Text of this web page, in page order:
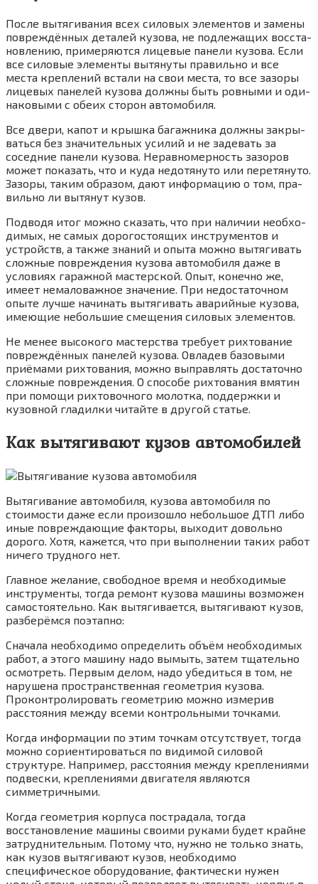
После вытя­ги­ва­ния всех сило­вых эле­мен­тов и заме­ны
повре­ждён­ных дета­лей кузо­ва, не под­ле­жа­щих вос­ста­
нов­ле­нию, при­ме­ря­ют­ся лице­вые пане­ли кузо­ва. Если
все сило­вые эле­мен­ты вытя­ну­ты пра­виль­но и все
места креп­ле­ний вста­ли на свои места, то все зазо­ры
лице­вых пане­лей кузо­ва долж­ны быть ров­ны­ми и оди­
на­ко­вы­ми с обе­их сто­рон авто­мо­би­ля.
Все две­ри, капот и крыш­ка багаж­ни­ка долж­ны закры­
вать­ся без зна­чи­тель­ных уси­лий и не заде­вать за
сосед­ние пане­ли кузо­ва. Нерав­но­мер­ность зазо­ров
может пока­зать, что и куда недо­тя­ну­то или пере­тя­ну­то.
Зазо­ры, таким обра­зом, дают инфор­ма­цию о том, пра­
виль­но ли вытя­нут кузов.
Под­во­дя итог мож­но ска­зать, что при нали­чии необ­хо­
ди­мых, не самых доро­го­сто­я­щих инстру­мен­тов и
устройств, а так­же зна­ний и опы­та мож­но вытя­ги­вать
слож­ные повре­жде­ния кузо­ва авто­мо­би­ля даже в
усло­ви­ях гараж­ной мастер­ской. Опыт, конеч­но же,
име­ет нема­ло­важ­ное зна­че­ние. При недо­ста­точ­ном
опы­те луч­ше начи­нать вытя­ги­вать ава­рий­ные кузо­ва,
име­ю­щие неболь­шие сме­ще­ния сило­вых эле­мен­тов.
Не менее высо­ко­го мастер­ства тре­бу­ет рих­то­ва­ние
повре­ждён­ных пане­лей кузо­ва. Овла­дев базо­вы­ми
при­ё­ма­ми рих­то­ва­ния, мож­но выправ­лять доста­точ­но
слож­ные повре­жде­ния. О спо­со­бе рих­то­ва­ния вмя­тин
при помо­щи рих­то­воч­но­го молот­ка, под­держ­ки и
кузов­ной гла­дил­ки читай­те в дру­гой ста­тье.
Как вытягивают кузов автомобилей
Вытягивание автомобиля, кузова автомобиля по
стоимости даже если произошло небольшое ДТП либо
иные повреждающие факторы, выходит довольно
дорого. Хотя, кажется, что при выполнении таких работ
ничего трудного нет.
Главное желание, свободное время и необходимые
инструменты, тогда ремонт кузова машины возможен
самостоятельно. Как вытягивается, вытягивают кузов,
разберёмся поэтапно:
Сначала необходимо определить объём необходимых
работ, а этого машину надо вымыть, затем тщательно
осмотреть. Первым делом, надо убедиться в том, не
нарушена пространственная геометрия кузова.
Проконтролировать геометрию можно измерив
расстояния между всеми контрольными точками.
Когда информации по этим точкам отсутствует, тогда
можно сориентироваться по видимой силовой
структуре. Например, расстояния между креплениями
подвески, креплениями двигателя являются
симметричными.
Когда геометрия корпуса пострадала, тогда
восстановление машины своими руками будет крайне
затруднительным. Потому что, нужно не только знать,
как кузов вытягивают кузов, необходимо
специфическое оборудование, фактически нужен